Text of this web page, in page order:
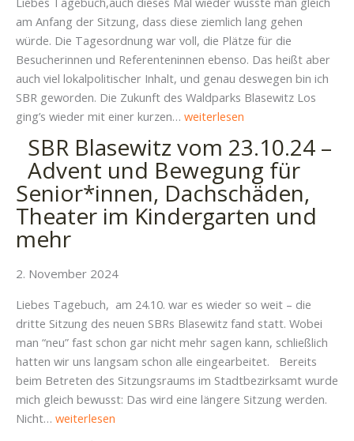
ein
enger
Haushalt
am Anfang der Sitzung, dass diese ziemlich lang gehen
würde. Die Tagesordnung war voll, die Plätze für die
Besucherinnen und Referenteninnen ebenso. Das heißt aber
auch viel lokalpolitischer Inhalt, und genau deswegen bin ich
SBR geworden. Die Zukunft des Waldparks Blasewitz Los
ging’s wieder mit einer kurzen… SBR
vom
13.11.24
–
Waldpark,
Galopprennbahn,
Tabakwaren
weiterlesen
SBR Blasewitz vom 23.10.24 –
Advent und Bewegung für
Senior*innen, Dachschäden,
Theater im Kindergarten und
mehr
2. November 2024
Liebes Tagebuch, am 24.10. war es wieder so weit – die
dritte Sitzung des neuen SBRs Blasewitz fand statt. Wobei
man “neu” fast schon gar nicht mehr sagen kann, schließlich
hatten wir uns langsam schon alle eingearbeitet. Bereits
beim Betreten des Sitzungsraums im Stadtbezirksamt wurde
mich gleich bewusst: Das wird eine längere Sitzung werden.
Nicht… SBR
weiterlesen